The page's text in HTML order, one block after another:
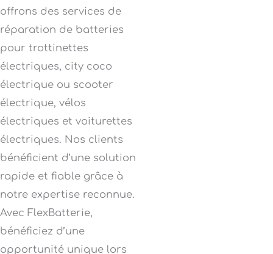
offrons des services de
réparation de batteries
pour trottinettes
électriques, city coco
électrique ou scooter
électrique, vélos
électriques et voiturettes
électriques. Nos clients
bénéficient d’une solution
rapide et fiable grâce à
notre expertise reconnue.
Avec FlexBatterie,
bénéficiez d’une
opportunité unique lors